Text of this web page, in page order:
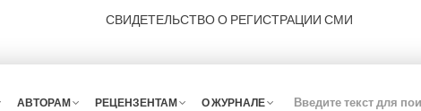
СВИДЕТЕЛЬСТВО О РЕГИСТРАЦИИ СМИ
АВТОРАМ РЕЦЕНЗЕНТАМ О ЖУРНАЛЕ